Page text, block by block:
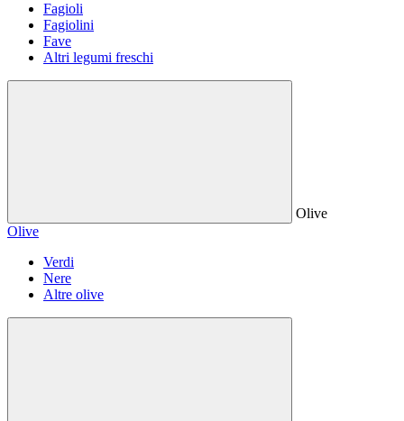
Fagioli
Fagiolini
Fave
Altri legumi freschi
Olive
Olive
Verdi
Nere
Altre olive